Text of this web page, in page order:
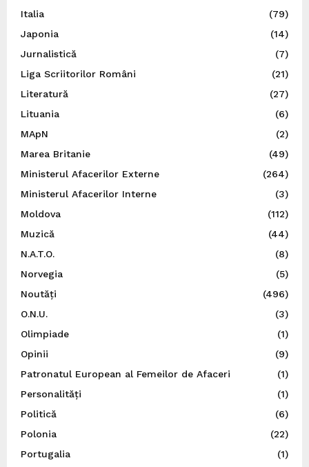
Italia
(79)
Japonia
(14)
Jurnalistică
(7)
Liga Scriitorilor Români
(21)
Literatură
(27)
Lituania
(6)
MApN
(2)
Marea Britanie
(49)
Ministerul Afacerilor Externe
(264)
Ministerul Afacerilor Interne
(3)
Moldova
(112)
Muzică
(44)
N.A.T.O.
(8)
Norvegia
(5)
Noutăți
(496)
O.N.U.
(3)
Olimpiade
(1)
Opinii
(9)
Patronatul European al Femeilor de Afaceri
(1)
Personalități
(1)
Politică
(6)
Polonia
(22)
Portugalia
(1)